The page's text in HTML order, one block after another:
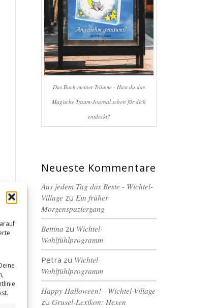
Das Buch meiner Träume - Hast du das
Magische Traum-Journal schon für dich
entdeckt?
Neueste Kommentare
Aus jedem Tag das Beste - Wichtel-
Village zuEin früher
Morgenspaziergang
Bettina zu Wichtel-
Wohlfühlprogramm
Petra zu Wichtel-
Wohlfühlprogramm
Happy Halloween! - Wichtel-Village
zuGrusel-Lexikon: Hexen